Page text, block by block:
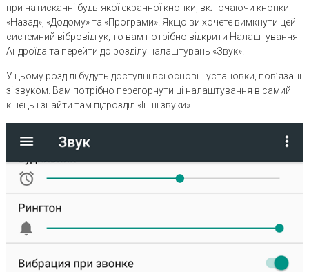
при натисканні будь-якої екранної кнопки, включаючи кнопки
«Назад», «Додому» та «Програми». Якщо ви хочете вимкнути цей
системний вібровідгук, то вам потрібно відкрити Налаштування
Андроїда та перейти до розділу налаштувань «Звук».
У цьому розділі будуть доступні всі основні установки, пов’язані
зі звуком. Вам потрібно перегорнути ці налаштування в самий
кінець і знайти там підрозділ «Інші звуки».